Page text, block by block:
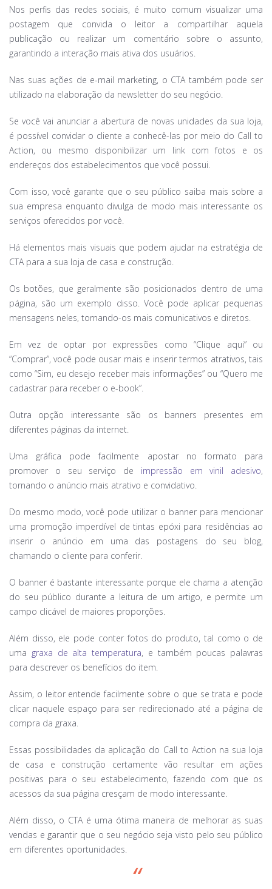
Nos perfis das redes sociais, é muito comum visualizar uma
postagem que convida o leitor a compartilhar aquela
publicação ou realizar um comentário sobre o assunto,
garantindo a interação mais ativa dos usuários.
Nas suas ações de e-mail marketing, o CTA também pode ser
utilizado na elaboração da newsletter do seu negócio.
Se você vai anunciar a abertura de novas unidades da sua loja,
é possível convidar o cliente a conhecê-las por meio do Call to
Action, ou mesmo disponibilizar um link com fotos e os
endereços dos estabelecimentos que você possui.
Com isso, você garante que o seu público saiba mais sobre a
sua empresa enquanto divulga de modo mais interessante os
serviços oferecidos por você.
Há elementos mais visuais que podem ajudar na estratégia de
CTA para a sua loja de casa e construção.
Os botões, que geralmente são posicionados dentro de uma
página, são um exemplo disso. Você pode aplicar pequenas
mensagens neles, tornando-os mais comunicativos e diretos.
Em vez de optar por expressões como “Clique aqui” ou
“Comprar”, você pode ousar mais e inserir termos atrativos, tais
como “Sim, eu desejo receber mais informações” ou “Quero me
cadastrar para receber o e-book”.
Outra opção interessante são os banners presentes em
diferentes páginas da internet.
Uma gráfica pode facilmente apostar no formato para
promover o seu serviço de impressão em vinil adesivo,
tornando o anúncio mais atrativo e convidativo.
Do mesmo modo, você pode utilizar o banner para mencionar
uma promoção imperdível de tintas epóxi para residências ao
inserir o anúncio em uma das postagens do seu blog,
chamando o cliente para conferir.
O banner é bastante interessante porque ele chama a atenção
do seu público durante a leitura de um artigo, e permite um
campo clicável de maiores proporções.
Além disso, ele pode conter fotos do produto, tal como o de
uma graxa de alta temperatura, e também poucas palavras
para descrever os benefícios do item.
Assim, o leitor entende facilmente sobre o que se trata e pode
clicar naquele espaço para ser redirecionado até a página de
compra da graxa.
Essas possibilidades da aplicação do Call to Action na sua loja
de casa e construção certamente vão resultar em ações
positivas para o seu estabelecimento, fazendo com que os
acessos da sua página cresçam de modo interessante.
Além disso, o CTA é uma ótima maneira de melhorar as suas
vendas e garantir que o seu negócio seja visto pelo seu público
em diferentes oportunidades.